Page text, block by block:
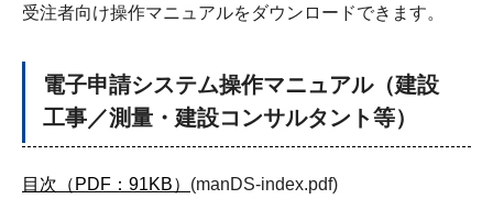
受注者向け操作マニュアルをダウンロードできます。
電子申請システム操作マニュアル（建設
工事／測量・建設コンサルタント等）
目次（PDF：91KB） (manDS-index.pdf)